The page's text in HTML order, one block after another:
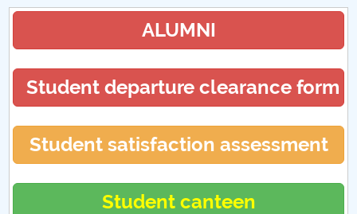
ALUMNI
Student departure clearance form
Student satisfaction assessment
Student canteen